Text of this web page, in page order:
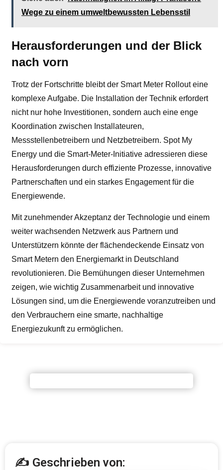
Wege zu einem umweltbewussten Lebensstil
Herausforderungen und der Blick
nach vorn
Trotz der Fortschritte bleibt der Smart Meter Rollout eine
komplexe Aufgabe. Die Installation der Technik erfordert
nicht nur hohe Investitionen, sondern auch eine enge
Koordination zwischen Installateuren,
Messstellenbetreibern und Netzbetreibern. Spot My
Energy und die Smart-Meter-Initiative adressieren diese
Herausforderungen durch effiziente Prozesse, innovative
Partnerschaften und ein starkes Engagement für die
Energiewende.
Mit zunehmender Akzeptanz der Technologie und einem
weiter wachsenden Netzwerk aus Partnern und
Unterstützern könnte der flächendeckende Einsatz von
Smart Metern den Energiemarkt in Deutschland
revolutionieren. Die Bemühungen dieser Unternehmen
zeigen, wie wichtig Zusammenarbeit und innovative
Lösungen sind, um die Energiewende voranzutreiben und
den Verbrauchern eine smarte, nachhaltige
Energiezukunft zu ermöglichen.
✍️ Geschrieben von: